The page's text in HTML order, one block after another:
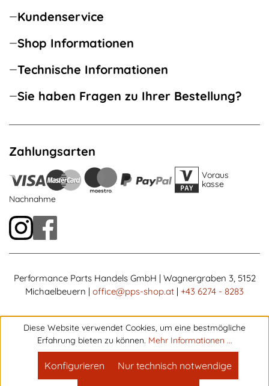
Kundenservice
Shop Informationen
Technische Informationen
Sie haben Fragen zu Ihrer Bestellung?
Zahlungsarten
Voraus
kasse
Nachnahme
Performance Parts Handels GmbH | Wagnergraben 3, 5152
Michaelbeuern | office@pps-shop.at | +43 6274 - 8283
Diese Website verwendet Cookies, um eine bestmögliche
Erfahrung bieten zu können. Mehr Informationen ...
Nur technisch notwendige
Konfigurieren